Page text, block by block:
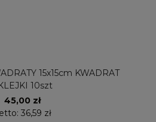
15x15cm KWADRAT
10szt
45,00 zł
36,59 zł